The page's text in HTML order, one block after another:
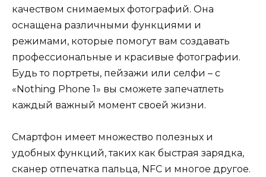
качеством снимаемых фотографий. Она
оснащена различными функциями и
режимами, которые помогут вам создавать
профессиональные и красивые фотографии.
Будь то портреты, пейзажи или селфи – с
«Nothing Phone 1» вы сможете запечатлеть
каждый важный момент своей жизни.
Смартфон имеет множество полезных и
удобных функций, таких как быстрая зарядка,
сканер отпечатка пальца, NFC и многое другое.